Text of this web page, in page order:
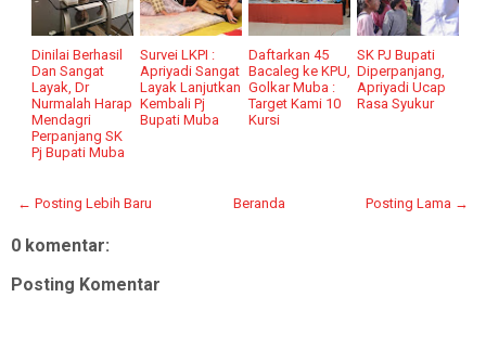
Dinilai Berhasil
Dan Sangat
Layak, Dr
Nurmalah Harap
Mendagri
Perpanjang SK
Pj Bupati Muba
Survei LKPI :
Apriyadi Sangat
Layak Lanjutkan
Kembali Pj
Bupati Muba
Daftarkan 45
Bacaleg ke KPU,
Golkar Muba :
Target Kami 10
Kursi
SK PJ Bupati
Diperpanjang,
Apriyadi Ucap
Rasa Syukur
← Posting Lebih Baru Posting Lama →
Beranda
0 komentar:
Posting Komentar